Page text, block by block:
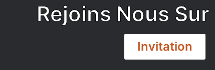
Rejoins Nous
Invitation